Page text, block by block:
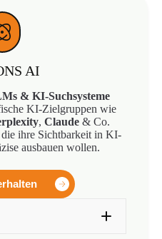
AI
& KI-Suchsysteme
KI-Zielgruppen wie
, Claude& Co.
ihre Sichtbarkeit in KI-
ausbauen wollen.